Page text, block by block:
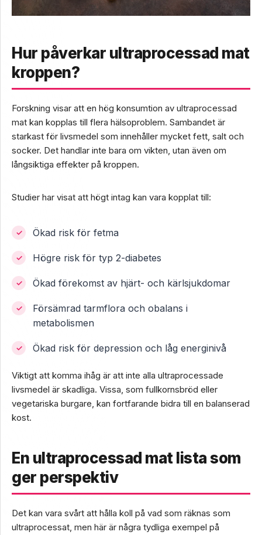
Hur påverkar ultraprocessad mat
kroppen?
Forskning visar att en hög konsumtion av ultraprocessad
mat kan kopplas till flera hälsoproblem. Sambandet är
starkast för livsmedel som innehåller mycket fett, salt och
socker. Det handlar inte bara om vikten, utan även om
långsiktiga effekter på kroppen.
Studier har visat att högt intag kan vara kopplat till:
Ökad risk för fetma
Högre risk för typ 2-diabetes
Ökad förekomst av hjärt- och kärlsjukdomar
Försämrad tarmflora och obalans i
metabolismen
Ökad risk för depression och låg energinivå
Viktigt att komma ihåg är att inte alla ultraprocessade
livsmedel är skadliga. Vissa, som fullkornsbröd eller
vegetariska burgare, kan fortfarande bidra till en balanserad
kost.
En ultraprocessad mat lista som
ger perspektiv
Det kan vara svårt att hålla koll på vad som räknas som
ultraprocessat, men här är några tydliga exempel på